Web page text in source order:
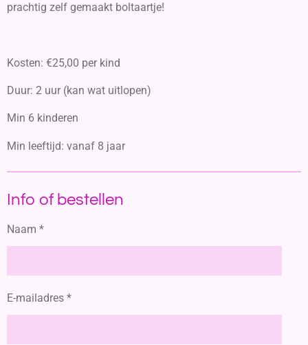
prachtig zelf gemaakt boltaartje!
Kosten: €25,00 per kind
Duur: 2 uur (kan wat uitlopen)
Min 6 kinderen
Min leeftijd: vanaf 8 jaar
Info of bestellen
Naam *
E-mailadres *